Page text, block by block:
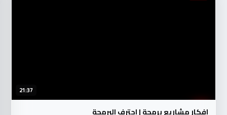
21:37
افكار مشاريع برمجة | احترف البرمجة